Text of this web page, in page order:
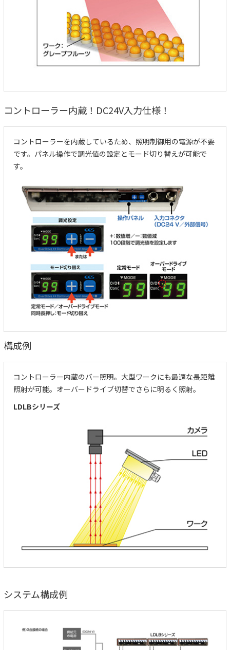
コントローラー内蔵！DC24V入力仕様！
コントローラーを内蔵しているため、照明制御用の電源が不要
です。パネル操作で調光値の設定とモード切り替えが可能で
す。
構成例
コントローラー内蔵のバー照明。大型ワークにも最適な長距離
照射が可能。オーバードライブ切替でさらに明るく照射。
LDLBシリーズ
システム構成例